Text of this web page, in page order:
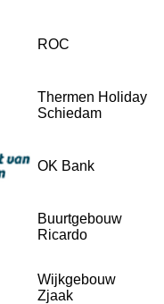
ROC
Thermen Holiday
Schiedam
OK Bank
Buurtgebouw
Ricardo
Wijkgebouw
Zjaak